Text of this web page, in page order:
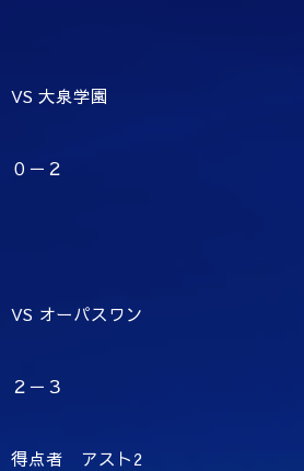
VS 大泉学園
０－２
VS オーパスワン
２－３
得点者 アスト2